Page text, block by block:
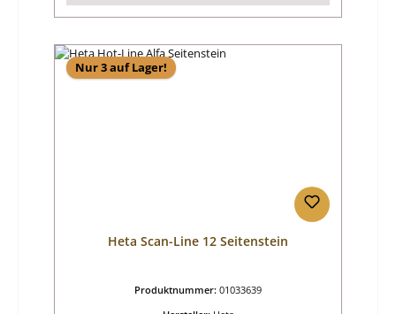
Nur 3 auf Lager!
Heta Scan-Line 12 Seitenstein
Produktnummer: 01033639